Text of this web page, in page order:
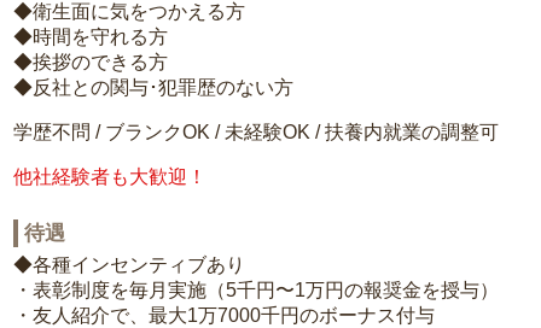
◆衛生面に気をつかえる方
◆時間を守れる方
◆挨拶のできる方
◆反社との関与･犯罪歴のない方
学歴不問 / ブランクOK / 未経験OK / 扶養内就業の調整可
他社経験者も大歓迎！
待遇
◆各種インセンティブあり
・表彰制度を毎月実施（5千円〜1万円の報奨金を授与）
・友人紹介で、最大1万7000千円のボーナス付与